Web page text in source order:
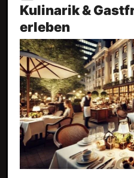
Kulinarik &
erleben